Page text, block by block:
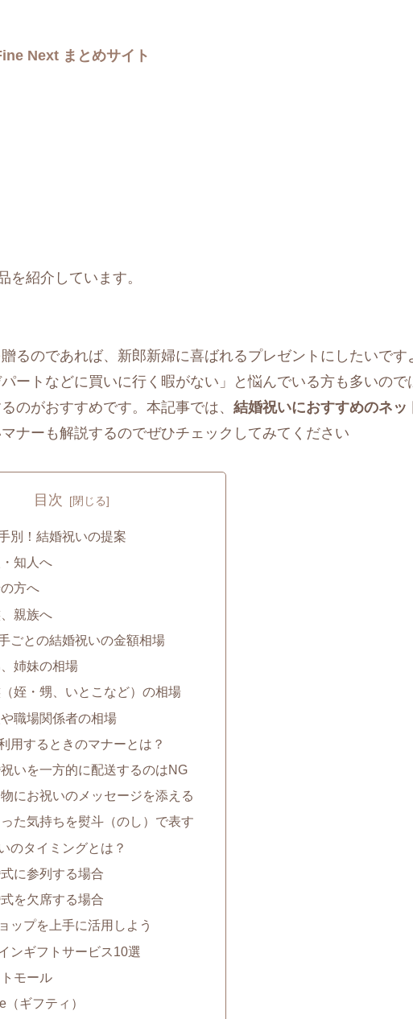
Next まとめサイト
紹介しています。
るのであれば、新郎新婦に喜ばれるプレゼントにしたいです
ートなどに買いに行く暇がない」と悩んでいる方も多いので
のがおすすめです。本記事では、 結婚祝いにおすすめのネッ
ナーも解説するのでぜひチェックしてみてください
目次
別！結婚祝いの提案
知人へ
方へ
親族へ
ごとの結婚祝いの金額相場
姉妹の相場
姪・甥、いとこなど）の相場
職場関係者の相場
用するときのマナーとは？
いを一方的に配送するのはNG
にお祝いのメッセージを添える
た気持ちを熨斗（のし）で表す
のタイミングとは？
に参列する場合
を欠席する場合
ップを上手に活用しよう
ンギフトサービス10選
モール
（ギフティ）